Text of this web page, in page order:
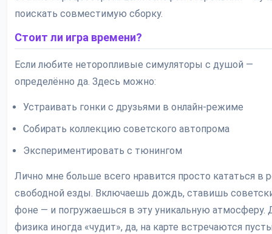
поискать совместимую сборку.
Стоит ли игра времени?
Если любите неторопливые симуляторы с душой —
определённо да. Здесь можно:
Устраивать гонки с друзьями в онлайн-режиме
Собирать коллекцию советского автопрома
Экспериментировать с тюнингом
Лично мне больше всего нравится просто кататься в
свободной езды. Включаешь дождь, ставишь
фоне — и погружаешься в эту уникальную атмосферу.
физика иногда «чудит», да, на карте встречаются